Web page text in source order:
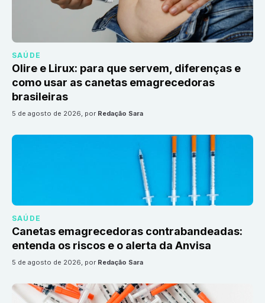
SAÚDE
Olire e Lirux: para que servem, diferenças e
como usar as canetas emagrecedoras
brasileiras
5 de agosto de 2026, por Redação Sara
SAÚDE
Canetas emagrecedoras contrabandeadas:
entenda os riscos e o alerta da Anvisa
5 de agosto de 2026, por Redação Sara